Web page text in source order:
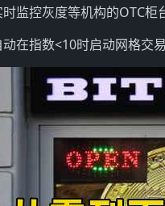
时监控灰度等机构的OTC
动在指数<10时启动网格交